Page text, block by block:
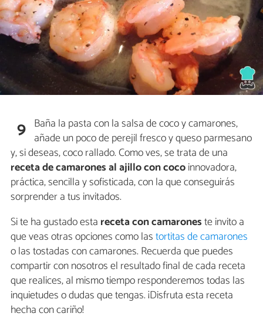
9 Baña la pasta con la salsa de coco y camarones,
añade un poco de perejil fresco y queso parmesano
y, si deseas, coco rallado. Como ves, se trata de una
receta de camarones al ajillo con cocoinnovadora,
práctica, sencilla y sofisticada, con la que conseguirás
sorprender a tus invitados.
Si te ha gustado esta receta con camaroneste invito a
que veas otras opciones como lastortitas de camarones
o las tostadas con camarones. Recuerda que puedes
compartir con nosotros el resultado final de cada receta
que realices, al mismo tiempo responderemos todas las
inquietudes o dudas que tengas. ¡Disfruta esta receta
hecha con cariño!